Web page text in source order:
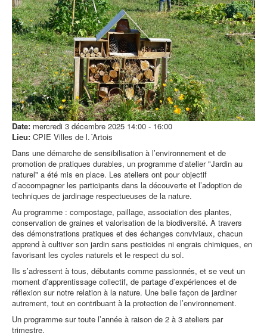
Date: mercredi 3 décembre 2025 14:00 - 16:00
Lieu: CPIE Villes de l.´Artois
Dans une démarche de sensibilisation à l’environnement et de
promotion de pratiques durables, un programme d’atelier "Jardin au
naturel" a été mis en place. Les ateliers ont pour objectif
d’accompagner les participants dans la découverte et l’adoption de
techniques de jardinage respectueuses de la nature.
Au programme : compostage, paillage, association des plantes,
conservation de graines et valorisation de la biodiversité. À travers
des démonstrations pratiques et des échanges conviviaux, chacun
apprend à cultiver son jardin sans pesticides ni engrais chimiques, en
favorisant les cycles naturels et le respect du sol.
Ils s’adressent à tous, débutants comme passionnés, et se veut un
moment d’apprentissage collectif, de partage d’expériences et de
réflexion sur notre relation à la nature. Une belle façon de jardiner
autrement, tout en contribuant à la protection de l’environnement.
Un programme sur toute l’année à raison de 2 à 3 ateliers par
trimestre.